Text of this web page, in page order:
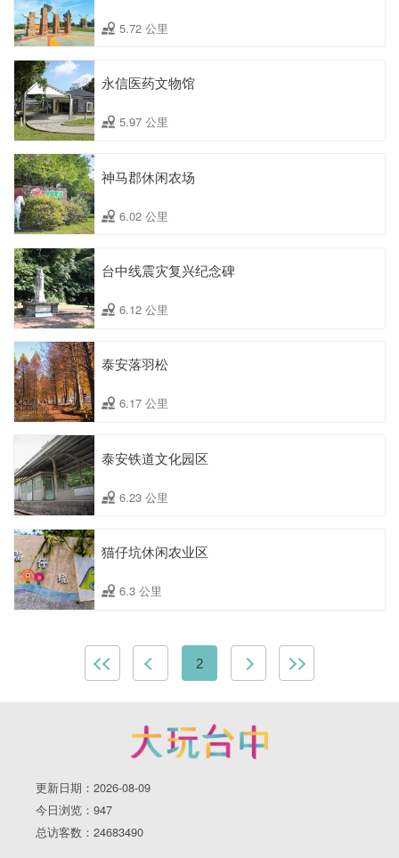
5.72 公里
永信医药文物馆
5.97 公里
神马郡休闲农场
6.02 公里
台中线震灾复兴纪念碑
6.12 公里
泰安落羽松
6.17 公里
泰安铁道文化园区
6.23 公里
猫仔坑休闲农业区
6.3 公里
2
更新日期：2026-08-09
今日浏览：947
总访客数：24683490